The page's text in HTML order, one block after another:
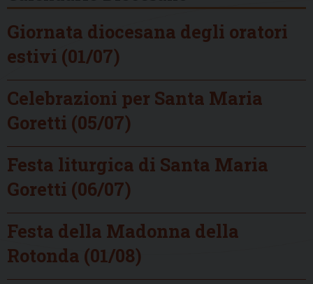
Giornata diocesana degli oratori
estivi (01/07)
Celebrazioni per Santa Maria
Goretti (05/07)
Festa liturgica di Santa Maria
Goretti (06/07)
Festa della Madonna della
Rotonda (01/08)